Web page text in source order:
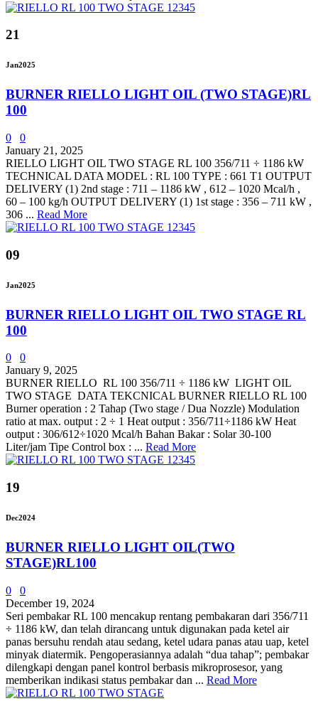
21
Jan2025
BURNER RIELLO LIGHT OIL (TWO STAGE)RL
100
0
0
January 21, 2025
RIELLO LIGHT OIL TWO STAGE RL 100 356/711 ÷ 1186 kW
TECHNICAL DATA MODEL : RL 100 TYPE : 661 T1 OUTPUT
DELIVERY (1) 2nd stage : 711 – 1186 kW , 612 – 1020 Mcal/h ,
60 – 100 kg/h OUTPUT DELIVERY (1) 1st stage : 356 – 711 kW ,
306 ... Read More
09
Jan2025
BURNER RIELLO LIGHT OIL TWO STAGE RL
100
0
0
January 9, 2025
BURNER RIELLO RL 100 356/711 ÷ 1186 kW LIGHT OIL
TWO STAGE DATA TEKCNICAL BURNER RIELLO RL 100
Burner operation : 2 Tahap (Two stage / Dua Nozzle) Modulation
ratio at max. output : 2 ÷ 1 Heat output : 356/711÷1186 kW Heat
output : 306/612÷1020 Mcal/h Bahan Bakar : Solar 30-100
Liter/jam Tipe Control box : ... Read More
19
Dec2024
BURNER RIELLO LIGHT OIL(TWO
STAGE)RL100
0
0
December 19, 2024
Seri pembakar RL 100 mencakup rentang pembakaran dari 356/711
÷ 1186 kW, dan telah dirancang untuk digunakan pada ketel air
panas bersuhu rendah atau sedang, ketel udara panas atau uap, ketel
minyak diatermik. Pengoperasiannya adalah “dua tahap”; pembakar
dilengkapi dengan panel kontrol berbasis mikroprosesor, yang
memberikan indikasi status pembakar dan ... Read More